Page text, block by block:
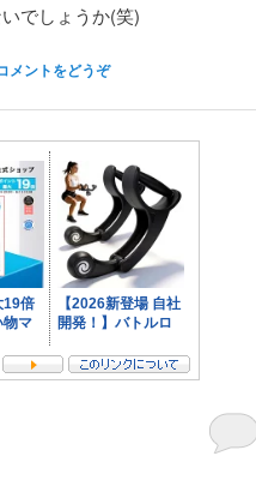
でしょうか(笑)
メントをどうぞ